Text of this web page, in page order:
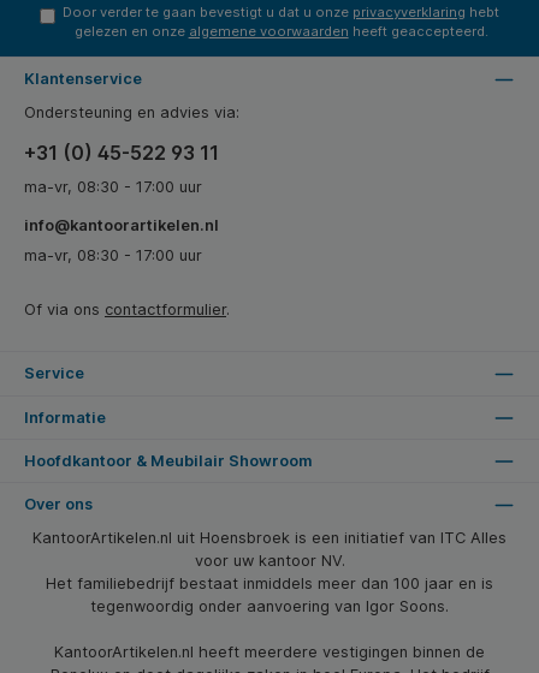
Door verder te gaan bevestigt u dat u onze privacyverklaring hebt
gelezen en onze algemene voorwaarden heeft geaccepteerd.
Klantenservice
Ondersteuning en advies via:
+31 (0) 45-522 93 11
ma-vr, 08:30 - 17:00 uur
info@kantoorartikelen.nl
ma-vr, 08:30 - 17:00 uur
Of via ons contactformulier.
Service
Informatie
Hoofdkantoor & Meubilair Showroom
Over ons
KantoorArtikelen.nl uit Hoensbroek is een initiatief van ITC Alles
voor uw kantoor NV.
Het familiebedrijf bestaat inmiddels meer dan 100 jaar en is
tegenwoordig onder aanvoering van Igor Soons.
KantoorArtikelen.nl heeft meerdere vestigingen binnen de